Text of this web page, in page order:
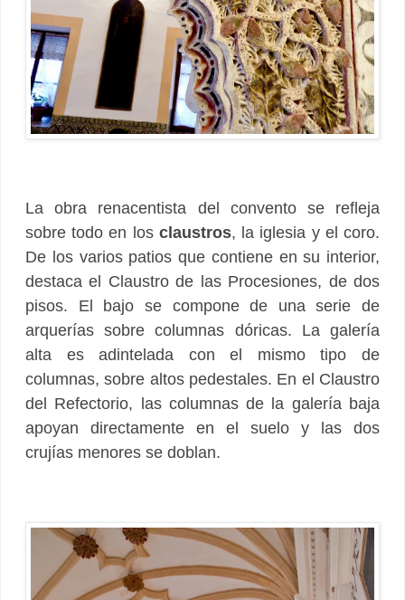
La obra renacentista del convento se refleja
sobre todo en los claustros, la iglesia y el coro.
De los varios patios que contiene en su interior,
destaca el Claustro de las Procesiones, de dos
pisos. El bajo se compone de una serie de
arquerías sobre columnas dóricas. La galería
alta es adintelada con el mismo tipo de
columnas, sobre altos pedestales. En el Claustro
del Refectorio, las columnas de la galería baja
apoyan directamente en el suelo y las dos
crujías menores se doblan.